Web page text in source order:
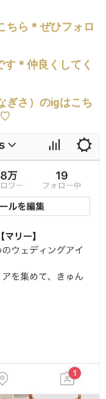
ら＊ぜひフォロ
＊仲良くしてく
ぎさ）のigはこち
♡